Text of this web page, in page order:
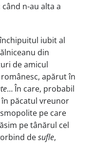
n-au alta a
iubit al
din
de amicul
apărut în
… În care, probabil
păcatul vreunor
pe care
pe tânărul cel
desufle,